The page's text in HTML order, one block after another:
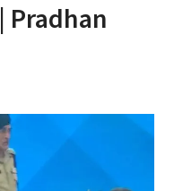
Pradhan